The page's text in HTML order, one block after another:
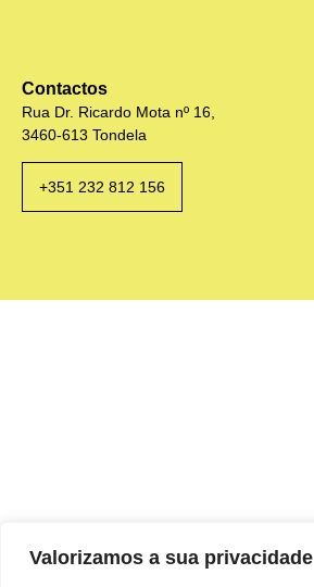
Valorizamos a sua privacidade
Contactos
Rua Dr. Ricardo Mota nº 16,
3460-613 Tondela
+351 232 812 156